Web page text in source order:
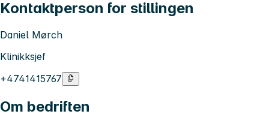
Kontaktperson for stillingen
Daniel Mørch
Klinikksjef
+4741415767
Om bedriften